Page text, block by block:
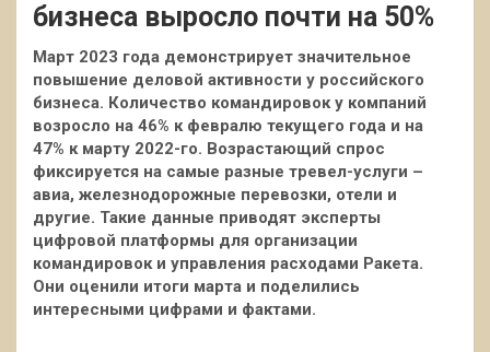
бизнеса выросло почти на 50%
Март 2023 года демонстрирует значительное
повышение деловой активности у российского
бизнеса. Количество командировок у компаний
возросло на 46% к февралю текущего года и на
47% к марту 2022-го. Возрастающий спрос
фиксируется на самые разные тревел-услуги –
авиа, железнодорожные перевозки, отели и
другие. Такие данные приводят эксперты
цифровой платформы для организации
командировок и управления расходами Ракета.
Они оценили итоги марта и поделились
интересными цифрами и фактами.